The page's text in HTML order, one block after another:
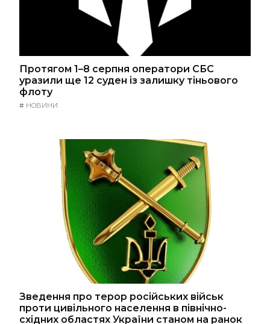
Протягом 1–8 серпня оператори СБС
уразили ще 12 суден із залишку тіньового
флоту
# НОВИНИ
Зведення про терор російських військ
проти цивільного населення в північно-
східних областях України станом на ранок